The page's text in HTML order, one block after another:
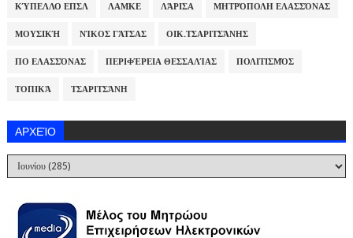
ΚΎΠΕΛΛΟ ΕΠΣΛ ΛΑΜΚΕ ΛΆΡΙΣΑ ΜΗΤΡΌΠΟΛΗ ΕΛΑΣΣΌΝΑΣ
ΜΟΥΣΙΚΉ ΝΊΚΟΣ ΓΆΤΣΑΣ ΟΙΚ.ΤΣΑΡΙΤΣΆΝΗΣ
ΠΟ ΕΛΑΣΣΌΝΑΣ ΠΕΡΙΦΈΡΕΙΑ ΘΕΣΣΑΛΊΑΣ ΠΟΛΙΤΙΣΜΌΣ
ΤΟΠΙΚΆ ΤΣΑΡΙΤΣΆΝΗ
ΑΡΧΕΊΟ